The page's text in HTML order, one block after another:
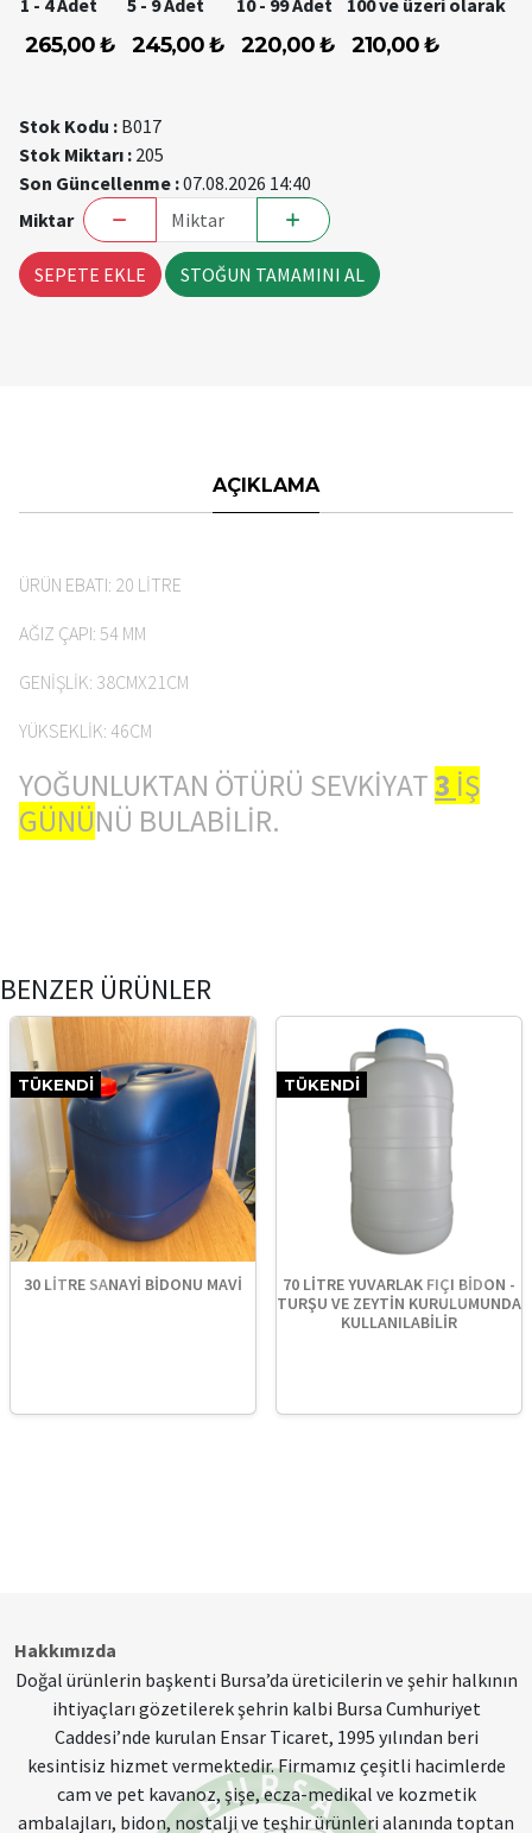
1 - 4 Adet 5 - 9 Adet 10 - 99 Adet 100 ve üzeri olarak
265,00 ₺ 245,00 ₺ 220,00 ₺ 210,00 ₺
Stok Kodu : B017
Stok Miktarı : 205
Son Güncellenme :07.08.2026 14:40
Miktar
SEPETE EKLE STOĞUN TAMAMINI AL
AÇIKLAMA
ÜRÜN EBATI: 20 LİTRE
AĞIZ ÇAPI: 54 MM
GENİŞLİK: 38CMX21CM
YÜKSEKLİK: 46CM
YOĞUNLUKTAN ÖTÜRÜ SEVKİYAT3 İŞ
GÜNÜNÜ BULABİLİR.
BENZER ÜRÜNLER
TÜKENDI
30 LİTRE SANAYİ BİDONU MAVİ
TÜKENDI
70 LİTRE YUVARLAK FIÇI BİDON -
TURŞU VE ZEYTİN KURULUMUNDA
KULLANILABİLİR
Hakkımızda
Doğal ürünlerin başkenti Bursa’da üreticilerin ve şehir halkının
ihtiyaçları gözetilerek şehrin kalbi Bursa Cumhuriyet
Caddesi’nde kurulan Ensar Ticaret, 1995 yılından beri
kesintisiz hizmet vermektedir. Firmamız çeşitli hacimlerde
cam ve pet kavanoz, şişe, ecza-medikal ve kozmetik
ambalajları, bidon, nostalji ve teşhir ürünleri alanında toptan